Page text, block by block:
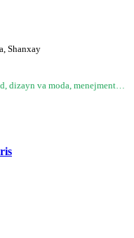
Shanxay
dizayn va moda, menejment…